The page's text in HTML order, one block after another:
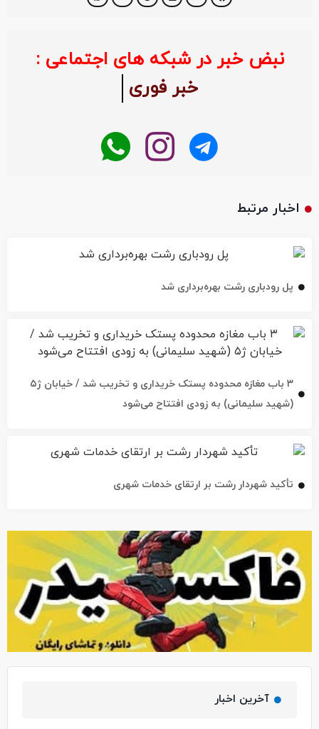
نبض خبر در شبکه های اجتماعی :
خبر فوری
اخبار مرتبط
پل رودباری رشت بهره‌برداری شد
۳ باب مغازه محدوده پستک خریداری و تخریب شد / خیابان ژ۵
(شهید سلیمانی) به زودی افتتاح می‌شود
تأکید شهردار رشت بر ارتقای خدمات شهری
آخرین اخبار